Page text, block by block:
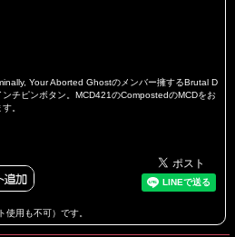
Your Aborted Ghostのメンバー擁するBrutal D
チピンボタン。MCD421のCompostedのMCDをお
。
使用も不可）です。